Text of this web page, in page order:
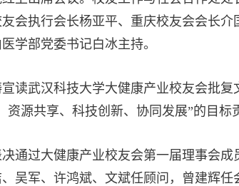
会执行会长杨亚平、重庆校友会会长
学部党委书记白冰主持。
读武汉科技大学大健康产业校友会批
资源共享、科技创新、协同发展”的目标
通过大健康产业校友会第一届理事会
、吴军、许鸿斌、文斌任顾问，曾建辉